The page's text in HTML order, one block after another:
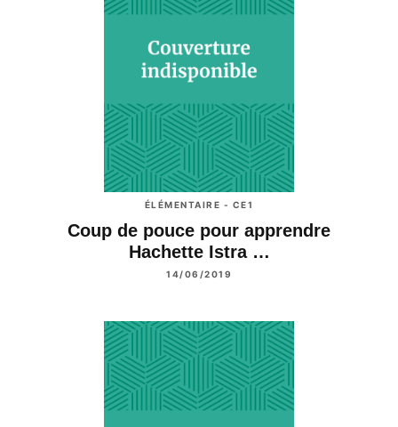
ÉLÉMENTAIRE - CE1
Coup de pouce pour apprendre
Hachette Istra …
14/06/2019